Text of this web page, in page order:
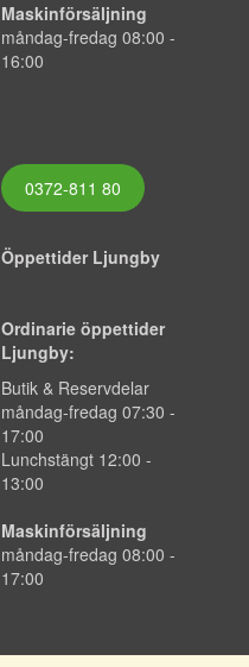
Maskinförsäljning
måndag-fredag 08:00 -
16:00
0372-811 80
Öppettider Ljungby
Ordinarie öppettider
Ljungby:
Butik & Reservdelar
måndag-fredag 07:30 -
17:00
Lunchstängt 12:00 -
13:00
Maskinförsäljning
måndag-fredag 08:00 -
17:00